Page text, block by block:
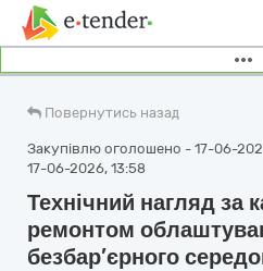
Повернутись назад
Закупівлю оголошено - 17-06-
17-06-2026, 13:58
Технічний нагляд за
ремонтом
безбар’єрного